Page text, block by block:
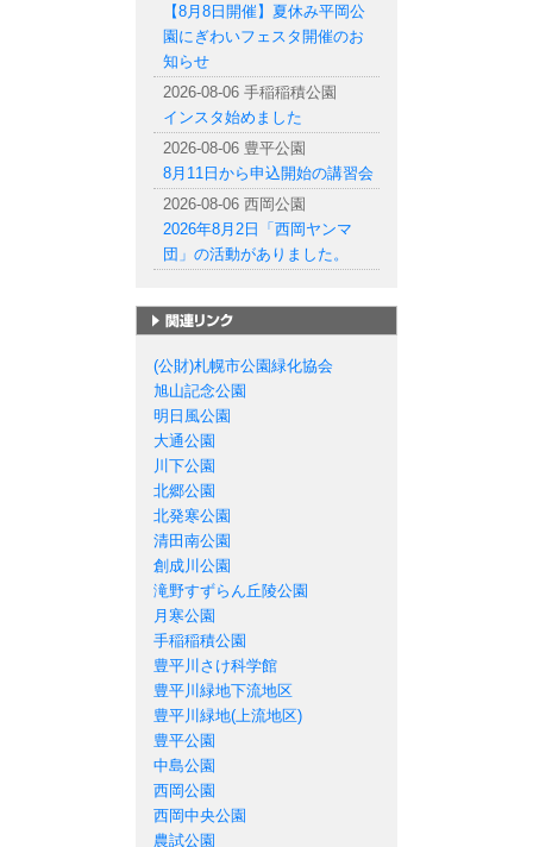
【8月8日開催】夏休み平岡公
園にぎわいフェスタ開催のお
知らせ
2026-08-06 手稲稲積公園
インスタ始めました
2026-08-06 豊平公園
8月11日から申込開始の講習会
2026-08-06 西岡公園
2026年8月2日「西岡ヤンマ
団」の活動がありました。
(公財)札幌市公園緑化協会
旭山記念公園
明日風公園
大通公園
川下公園
北郷公園
北発寒公園
清田南公園
創成川公園
滝野すずらん丘陵公園
月寒公園
手稲稲積公園
豊平川さけ科学館
豊平川緑地下流地区
豊平川緑地(上流地区)
豊平公園
中島公園
西岡公園
西岡中央公園
農試公園